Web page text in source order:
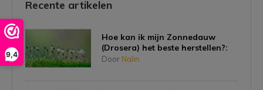
9,4
Recente artikelen
Hoe kan ik mijn Zonnedauw
(Drosera) het beste herstellen?:
Door Nalin